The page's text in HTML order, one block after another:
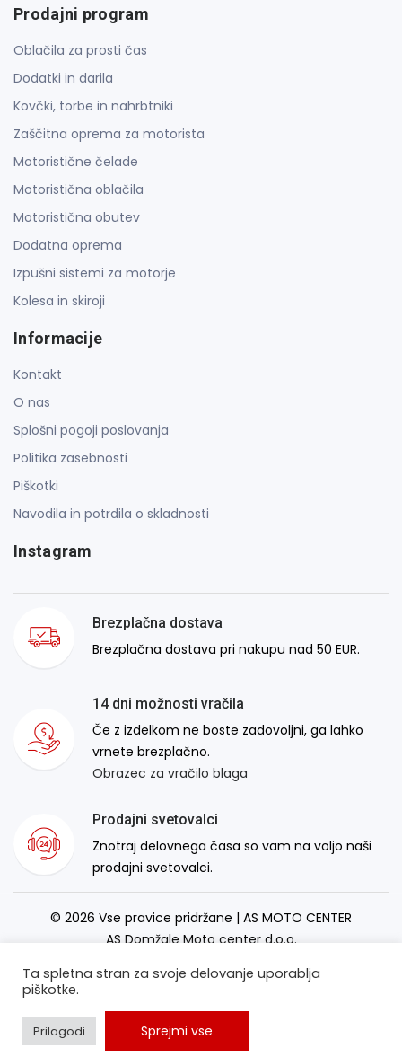
Prodajni program
Oblačila za prosti čas
Dodatki in darila
Kovčki, torbe in nahrbtniki
Zaščitna oprema za motorista
Motoristične čelade
Motoristična oblačila
Motoristična obutev
Dodatna oprema
Izpušni sistemi za motorje
Kolesa in skiroji
Informacije
Kontakt
O nas
Splošni pogoji poslovanja
Politika zasebnosti
Piškotki
Navodila in potrdila o skladnosti
Instagram
Brezplačna dostava
Brezplačna dostava pri nakupu nad 50 EUR.
14 dni možnosti vračila
Če z izdelkom ne boste zadovoljni, ga lahko
vrnete brezplačno.
Obrazec za vračilo blaga
Prodajni svetovalci
Znotraj delovnega časa so vam na voljo naši
prodajni svetovalci.
© 2026 Vse pravice pridržane | AS MOTO CENTER
AS Domžale Moto center d.o.o.
Ta spletna stran za svoje delovanje uporablja
piškotke.
Prilagodi Sprejmi vse